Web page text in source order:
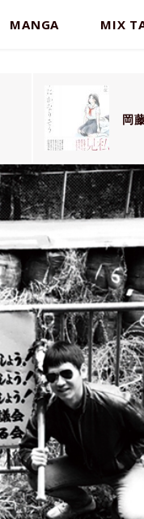
MANGA MIX
岡